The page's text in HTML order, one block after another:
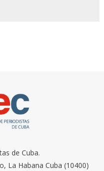
de Cuba.
La Habana Cuba (10400)